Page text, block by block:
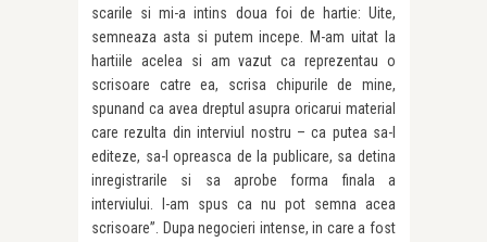
scarile si mi-a intins doua foi de hartie: Uite,
semneaza asta si putem incepe. M-am uitat la
hartiile acelea si am vazut ca reprezentau o
scrisoare catre ea, scrisa chipurile de mine,
spunand ca avea dreptul asupra oricarui material
care rezulta din interviul nostru – ca putea sa-l
editeze, sa-l opreasca de la publicare, sa detina
inregistrarile si sa aprobe forma finala a
interviului. I-am spus ca nu pot semna acea
scrisoare”. Dupa negocieri intense, in care a fost